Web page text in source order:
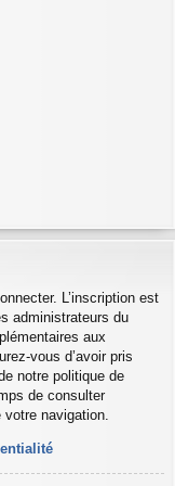
L’inscription est
administrateurs du
aux
vous d’avoir pris
notre politique de
de consulter
navigation.